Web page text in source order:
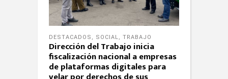
DESTACADOS , SOCIAL, TRABAJO
Dirección del Trabajo inicia
fiscalización nacional a empresas
de plataformas digitales para